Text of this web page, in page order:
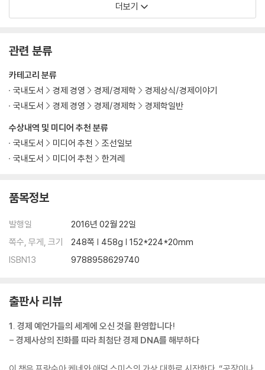
더보기
관련 분류
수상내역 및 미디어 추천 분류
국내도서
미디어 추천
조선일보
국내도서
미디어 추천 한겨레
카테고리 분류
국내도서
경제 경영 경제/경제학
경제상식/경제이야기
국내도서
경제 경영 경제/경제학 경제학일반
품목정보
발행일
2016년 02월 22일
쪽수, 무게, 크기
248쪽 | 458g | 152*224*20mm
ISBN13
9788958629740
출판사 리뷰
1. 경제 예언가들의 세계에 오신 것을 환영합니다!
- 경제사상의 진화를 따라 최첨단 경제 DNA를 해부하다